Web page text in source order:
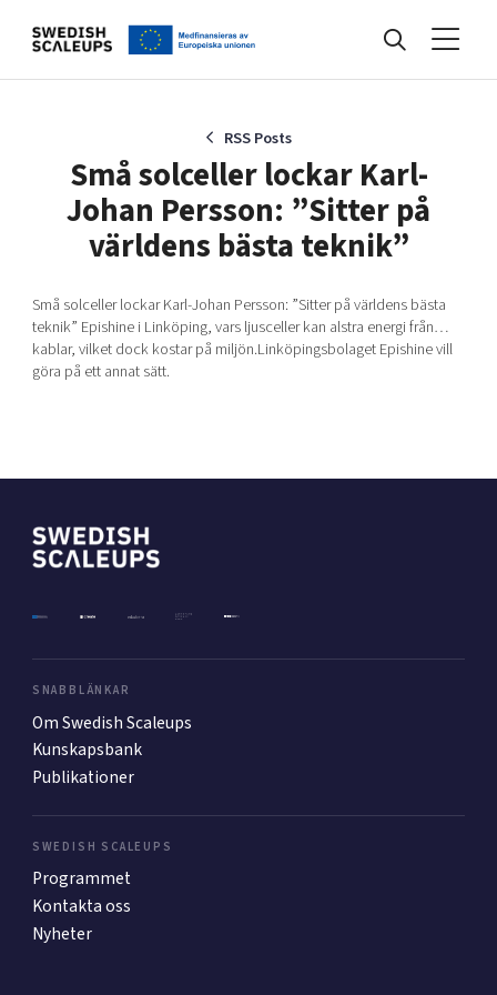
Events
Kunskapsbank
Programmet
Mer
Ansök till Swedish Scaleups
Så finansieras Swedish Scaleups
RSS Posts
Små solceller lockar Karl-
Johan Persson: ”Sitter på
världens bästa teknik”
Små solceller lockar Karl-Johan Persson: ”Sitter på världens bästa
teknik” Epishine i Linköping, vars ljusceller kan alstra energi från…
kablar, vilket dock kostar på miljön.Linköpingsbolaget Epishine vill
göra på ett annat sätt.
SNABBLÄNKAR
Om Swedish Scaleups
Kunskapsbank
Publikationer
SWEDISH SCALEUPS
Programmet
Kontakta oss
Nyheter